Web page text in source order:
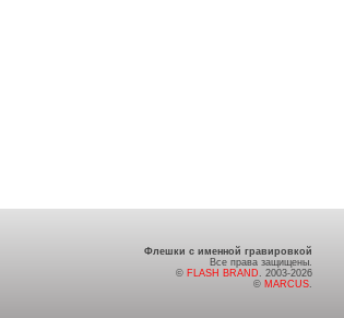
Флешки с именной гравировкой
Все права защищены.
© FLASH BRAND
. 2003-2026
© MARCUS